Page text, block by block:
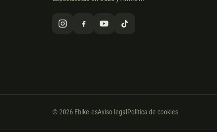
© 2026 Ebike.esAviso legal Política de cookies